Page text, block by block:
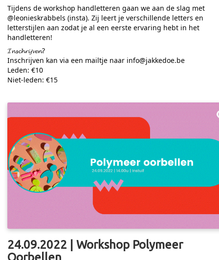
Tijdens de workshop handletteren gaan we aan de slag met
@leonieskrabbels (insta). Zij leert je verschillende letters en
letterstijlen aan zodat je al een eerste ervaring hebt in het
handletteren!
𝓘𝓷𝓼𝓬𝓱𝓻𝓲𝓳𝓿𝓮𝓷?
Inschrijven kan via een mailtje naar info@jakkedoe.be
Leden: €10
Niet-leden: €15
24.09.2022 | Workshop Polymeer
Oorbellen